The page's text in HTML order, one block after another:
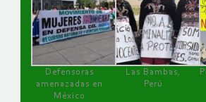
Defensoras
amenazadas en
México
Las Bambas,
Perú